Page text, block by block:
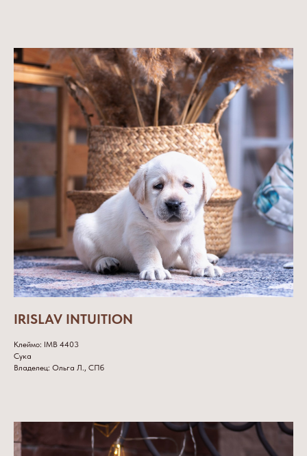
IRISLAV INTUITION
Клеймо: IMB 4403
Сука
Владелец: Ольга Л., СПб